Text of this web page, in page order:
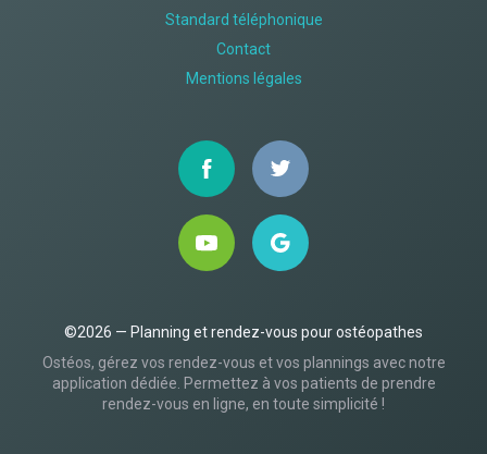
Standard téléphonique
Contact
Mentions légales
©2026 — Planning et rendez-vous pour ostéopathes
Ostéos, gérez vos rendez-vous et vos plannings avec notre
application dédiée. Permettez à vos patients de prendre
rendez-vous en ligne, en toute simplicité !